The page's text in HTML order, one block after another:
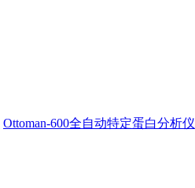
Ottoman-600全自动特定蛋白分析仪